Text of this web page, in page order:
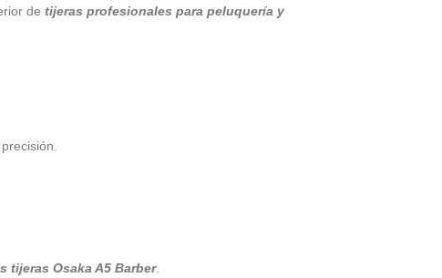
de tijeras profesionales para peluquería y
tijeras Osaka A5 Barber.